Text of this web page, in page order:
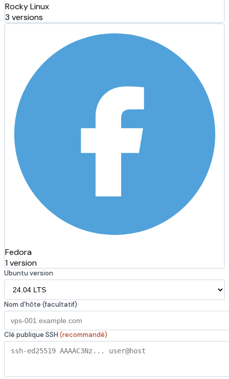
Rocky Linux
3 versions
Fedora
1 version
Ubuntu version
Nom d'hôte (facultatif)
Clé publique SSH (recommandé)